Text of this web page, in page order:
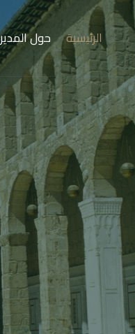
الرئيسية حول
أرضٌ تنبض